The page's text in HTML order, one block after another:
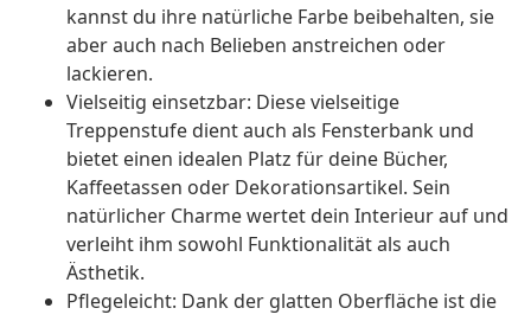
kannst du ihre natürliche Farbe beibehalten, sie
aber auch nach Belieben anstreichen oder
lackieren.
Vielseitig einsetzbar: Diese vielseitige
Treppenstufe dient auch als Fensterbank und
bietet einen idealen Platz für deine Bücher,
Kaffeetassen oder Dekorationsartikel. Sein
natürlicher Charme wertet dein Interieur auf und
verleiht ihm sowohl Funktionalität als auch
Ästhetik.
Pflegeleicht: Dank der glatten Oberfläche ist die